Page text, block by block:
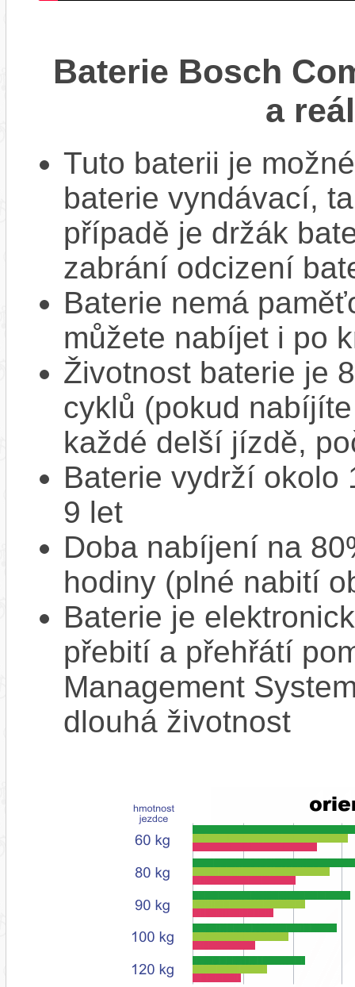
Baterie Bosch
a
Tuto baterii je
baterie vyndávací,
případě je držák
zabrání odcizení
Baterie nemá
můžete nabíjet i po
Životnost baterie je
cyklů (pokud
každé delší jízdě,
Baterie vydrží okolo
9 let
Doba nabíjení na
hodiny (plné nabití
Baterie je
přebití a přehřátí
Management
dlouhá životnost